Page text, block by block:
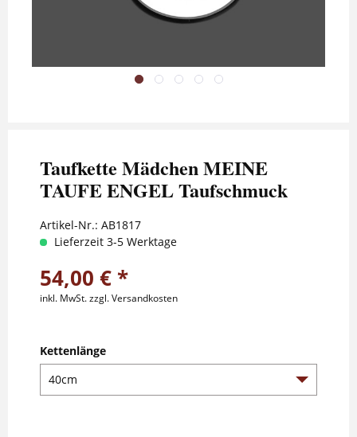
Taufkette Mädchen MEINE
TAUFE ENGEL Taufschmuck
Artikel-Nr.: AB1817
Lieferzeit 3-5 Werktage
54,00 € *
inkl. MwSt.zzgl. Versandkosten
Kettenlänge